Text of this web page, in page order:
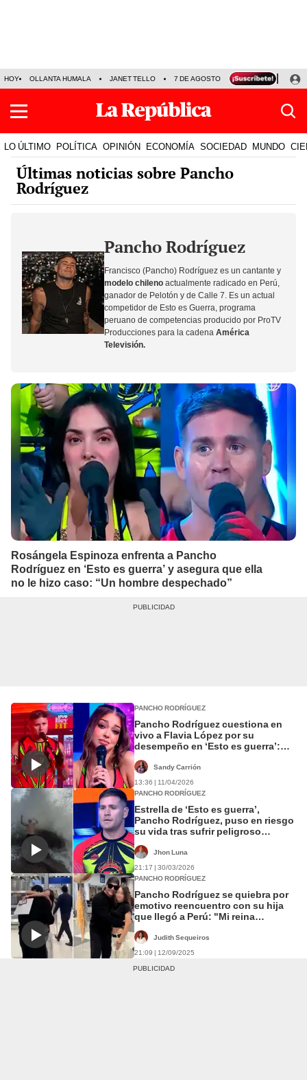
HOY OLLANTA HUMALA JANET TELLO 7 DE AGOSTO TINKA RESULTADOS
LO ÚLTIMO POLÍTICA OPINIÓN ECONOMÍA SOCIEDAD MUNDO
Últimas noticias sobre Pancho
Rodríguez
Pancho Rodríguez
Francisco (Pancho) Rodríguez es un cantante y
modelo chileno actualmente radicado en Perú,
ganador de Pelotón y de Calle 7. Es un actual
competidor de Esto es Guerra, programa
peruano de competencias producido por ProTV
Producciones para la cadena América
Televisión.
Rosángela Espinoza enfrenta a Pancho
Rodríguez en ‘Esto es guerra’ y asegura que ella
no le hizo caso: “Un hombre despechado”
PANCHO RODRÍGUEZ
Pancho Rodríguez cuestiona en
vivo a Flavia López por su
desempeño en ‘Esto es guerra’:
esfuerzo”
Sandy Carrión
13:36 | 11/04/2026
PANCHO RODRÍGUEZ
Estrella de ‘Esto es guerra’,
Pancho Rodríguez, puso en riesgo
su vida tras sufrir peligroso
cuento porque tuve suerte”
Jhon Luna
21:17 | 30/03/2026
PANCHO RODRÍGUEZ
Pancho Rodríguez se quiebra por
emotivo reencuentro con su hija
que llegó a Perú: "Mi reina
Judith Sequeiros
21:09 | 12/09/2025